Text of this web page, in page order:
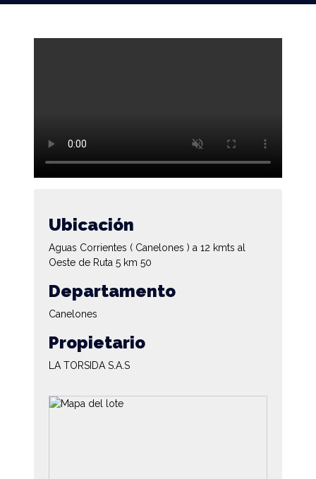
Ubicación
Aguas Corrientes ( Canelones ) a 12 kmts al
Oeste de Ruta 5 km 50
Departamento
Canelones
Propietario
LA TORSIDA S.A.S